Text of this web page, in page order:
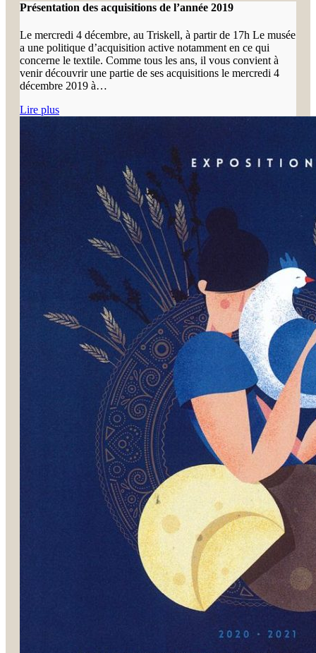
Présentation des acquisitions de l’année 2019
Le mercredi 4 décembre, au Triskell, à partir de 17h Le musée
a une politique d’acquisition active notamment en ce qui
concerne le textile. Comme tous les ans, il vous convient à
venir découvrir une partie de ses acquisitions le mercredi 4
décembre 2019 à…
Lire plus